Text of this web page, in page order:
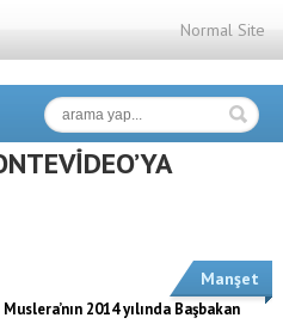
Normal Site
Manşet
2014 yılında Başbakan